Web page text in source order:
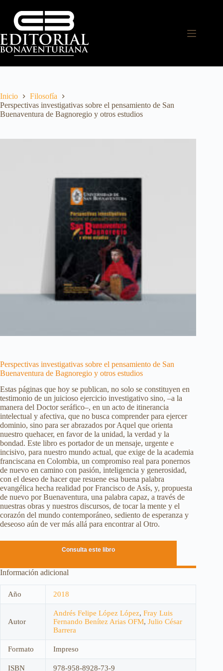
Inicio
Filosofía
Perspectivas investigativas sobre el pensamiento de San
Buenaventura de Bagnoregio y otros estudios
Perspectivas investigativas sobre el pensamiento de San
Buenaventura de Bagnoregio y otros estudios
Estas páginas que hoy se publican, no solo se constituyen en
testimonio de un juicioso ejercicio investigativo sino, –a la
manera del Doctor seráfico–, en un acto de itinerancia
intelectual y afectiva, que no busca comprender para ejercer
dominio, sino para ser abrazados por Aquel que orienta
nuestro quehacer, en favor de la unidad, la verdad y la
bondad. Este libro es portador de un mensaje, urgente e
incisivo, para nuestro mundo actual, que exige de la academia
franciscana en Colombia, un compromiso real para ponernos
de nuevo en camino con pasión, inteligencia y generosidad,
con el deseo de hacer que resuene esa buena palabra
evangélica hecha realidad por Francisco de Asís, y, propuesta
de nuevo por Buenaventura, una palabra capaz, a través de
nuestras obras y nuestros discursos, de tocar la mente y el
corazón del mundo contemporáneo, sediento de esperanza y
deseoso aún de ver más allá para encontrar al Otro.
Consulta este libro
Información adicional
Año 2018
Autor
Andrés Felipe López López, Fray Luis
Fernando Benítez Arias OFM, Julio César
Barrera
Formato Impreso
ISBN 978-958-8928-73-9